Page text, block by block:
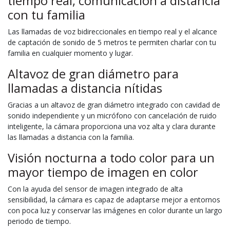
con tu familia
Las llamadas de voz bidireccionales en tiempo real y el alcance
de captación de sonido de 5 metros te permiten charlar con tu
familia en cualquier momento y lugar.
Altavoz de gran diámetro para
llamadas a distancia nítidas
Gracias a un altavoz de gran diámetro integrado con cavidad de
sonido independiente y un micrófono con cancelación de ruido
inteligente, la cámara proporciona una voz alta y clara durante
las llamadas a distancia con la familia.
Visión nocturna a todo color para un
mayor tiempo de imagen en color
Con la ayuda del sensor de imagen integrado de alta
sensibilidad, la cámara es capaz de adaptarse mejor a entornos
con poca luz y conservar las imágenes en color durante un largo
periodo de tiempo.